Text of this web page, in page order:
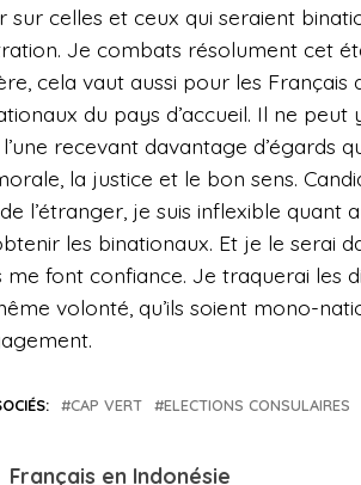
sur celles et ceux qui seraient
Je combats résolument cet
cela vaut aussi pour les Français
du pays d’accueil. Il ne
recevant davantage d’égards
la justice et le bon sens.
l’étranger, je suis inflexible
les binationaux. Et je le serai
me font confiance. Je traquerai les
volonté, qu’ils soient mono-
CAP VERT ELECTIONS CONSULAIRES
Français en Indonésie